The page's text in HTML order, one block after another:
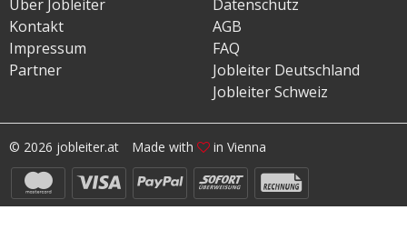
Über Jobleiter
Kontakt
Impressum
Partner
Datenschutz
AGB
FAQ
Jobleiter Deutschland
Jobleiter Schweiz
© 2026 jobleiter.at Made with in Vienna